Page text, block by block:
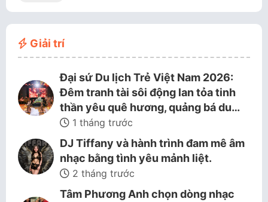
Giải trí
Đại sứ Du lịch Trẻ Việt Nam 2026:
Đêm tranh tài sôi động lan tỏa tinh
thần yêu quê hương, quảng bá du…
1 tháng trước
DJ Tiffany và hành trình đam mê âm
nhạc bằng tình yêu mảnh liệt.
2 tháng trước
Tâm Phương Anh chọn dòng nhạc